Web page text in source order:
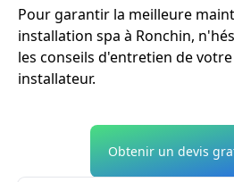
Pour garantir la meilleure
installation spa à Ronchin,
les conseils d'entretien de
installateur.
Obtenir un devis